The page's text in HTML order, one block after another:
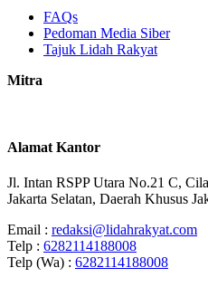
FAQs
Pedoman Media Siber
Tajuk Lidah Rakyat
Mitra
Alamat Kantor
Jl. Intan RSPP Utara No.21 C,
Jakarta Selatan, Daerah Khusus
Email : redaksi@lidahrakyat.com
Telp : 6282114188008
Telp (Wa) : 6282114188008